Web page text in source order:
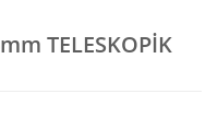
TELESKOPİK